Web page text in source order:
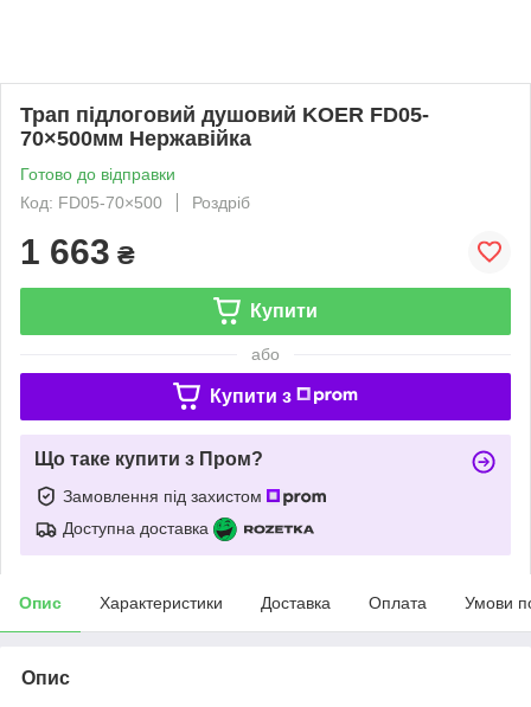
Трап підлоговий душовий KOER FD05-
70×500мм Нержавійка
Готово до відправки
Код: FD05-70×500
Роздріб
1 663 ₴
Купити
або
Купити з
Що таке купити з Пром?
Замовлення під захистом
Доступна доставка
Опис Характеристики Доставка Оплата Умови
Опис